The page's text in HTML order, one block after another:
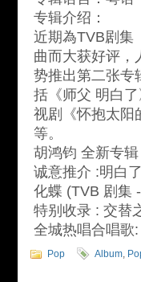
专辑介绍：
近期為TVB剧集
曲而大获好评，
势推出第二张专
括《师父 明白
视剧《怀抱太阳
等。
胡鸿钧 全新专
诚意推介 :明白
化蝶 (TVB 剧集
特别收录 : 交替
全城热唱合唱歌
Pop Album,